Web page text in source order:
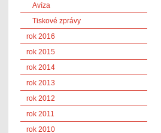
Avíza
Tiskové zprávy
rok 2016
rok 2015
rok 2014
rok 2013
rok 2012
rok 2011
rok 2010